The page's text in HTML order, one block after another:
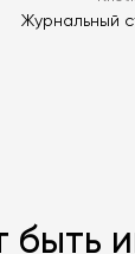
Журнальный